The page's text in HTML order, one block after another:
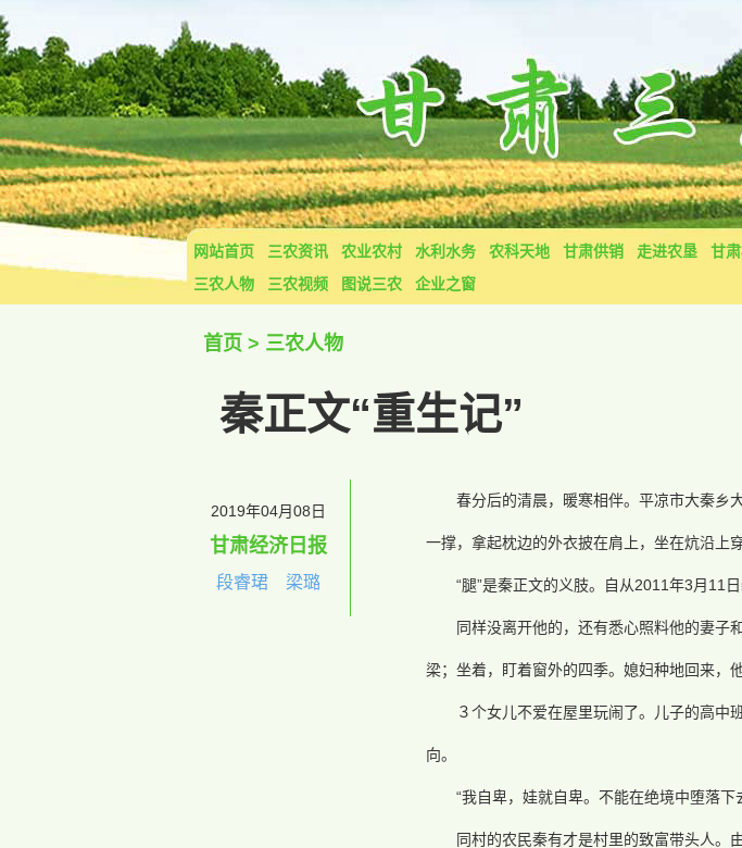
网站首页 三农资讯 农业农村 水利水务 农科天地 甘肃供销 走进农垦 甘
三农人物
三农视频 图说三农 企业之窗
首页 > 三农人物
秦正文“重生记”
2019年04月08日
甘肃经济日报
段睿珺 梁璐
春分后的清晨，暖寒相伴。平凉市大秦乡
一撑，拿起枕边的外衣披在肩上，坐在炕沿上穿
“腿”是秦正文的义肢。自从2011年3月11
同样没离开他的，还有悉心照料他的妻子
梁；坐着，盯着窗外的四季。媳妇种地回来，
３个女儿不爱在屋里玩闹了。儿子的高中
向。
“我自卑，娃就自卑。不能在绝境中堕落下
同村的农民秦有才是村里的致富带头人。